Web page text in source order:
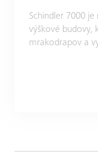
Schindler 7000
výškové budovy,
mrakodrapov a